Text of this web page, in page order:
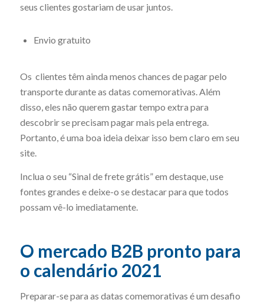
seus clientes gostariam de usar juntos.
Envio gratuito
Os clientes têm ainda menos chances de pagar pelo
transporte durante as datas comemorativas. Além
disso, eles não querem gastar tempo extra para
descobrir se precisam pagar mais pela entrega.
Portanto, é uma boa ideia deixar isso bem claro em seu
site.
Inclua o seu “Sinal de frete grátis” em destaque, use
fontes grandes e deixe-o se destacar para que todos
possam vê-lo imediatamente.
O mercado B2B pronto para
o calendário 2021
Preparar-se para as datas comemorativas é um desafio